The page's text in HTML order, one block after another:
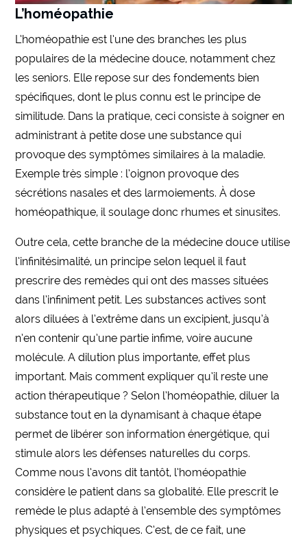
L’homéopathie
L’homéopathie est l’une des branches les plus
populaires de la médecine douce, notamment chez
les seniors. Elle repose sur des fondements bien
spécifiques, dont le plus connu est le principe de
similitude. Dans la pratique, ceci consiste à soigner en
administrant à petite dose une substance qui
provoque des symptômes similaires à la maladie.
Exemple très simple : l’oignon provoque des
sécrétions nasales et des larmoiements. À dose
homéopathique, il soulage donc rhumes et sinusites.
Outre cela, cette branche de la médecine douce utilise
l’infinitésimalité, un principe selon lequel il faut
prescrire des remèdes qui ont des masses situées
dans l’infiniment petit. Les substances actives sont
alors diluées à l’extrême dans un excipient, jusqu’à
n’en contenir qu’une partie infime, voire aucune
molécule. A dilution plus importante, effet plus
important. Mais comment expliquer qu’il reste une
action thérapeutique ? Selon l’homéopathie, diluer la
substance tout en la dynamisant à chaque étape
permet de libérer son information énergétique, qui
stimule alors les défenses naturelles du corps.
Comme nous l’avons dit tantôt, l’homéopathie
considère le patient dans sa globalité. Elle prescrit le
remède le plus adapté à l’ensemble des symptômes
physiques et psychiques. C’est, de ce fait, une